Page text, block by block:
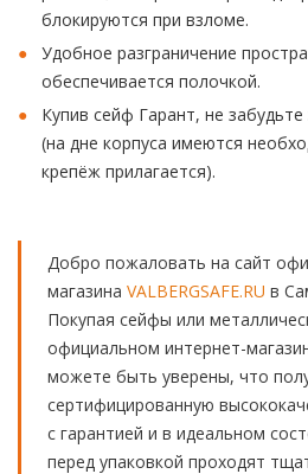
блокируются при взломе.
Удобное разграничение
обеспечивается полочкой.
Купив сейф Гарант, не
(на дне корпуса имеются
крепёж прилагается).
Добро пожаловать на сайт
магазина VALBERGSAFE.RU в
Покупая сейфы или
официальном интернет-
можете быть уверены, что
сертифицированную
с гарантией и в идеальном
перед упаковкой проходят